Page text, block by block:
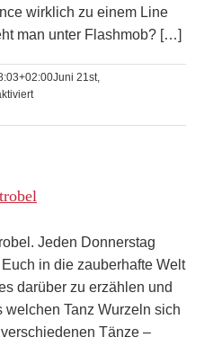
wirklich zu einem Line
man unter Flashmob? […]
Juni 21st,
für
Dance
Jeden Donnerstag
in die zauberhafte Welt
darüber zu erzählen und
welchen Tanz Wurzeln sich
Tänze –